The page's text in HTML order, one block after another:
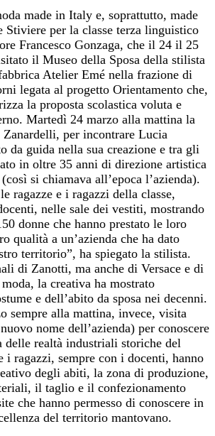
made in Italy e, soprattutto, made
Stiviere per la classe terza linguistico
Francesco Gonzaga, che il 24 il 25
il Museo della Sposa della stilista
Atelier Emé nella frazione di
legata al progetto Orientamento che,
la proposta scolastica voluta e
Martedì 24 marzo alla mattina la
per incontrare Lucia
da guida nella sua creazione e tra gli
in oltre 35 anni di direzione artistica
si chiamava all’epoca l’azienda).
ragazze e i ragazzi della classe,
nelle sale dei vestiti, mostrando
donne che hanno prestato le loro
qualità a un’azienda che ha dato
territorio”, ha spiegato la stilista.
di Zanotti, ma anche di Versace e di
la creativa ha mostrato
e dell’abito da sposa nei decenni.
sempre alla mattina, invece, visita
nome dell’azienda) per conoscere
delle realtà industriali storiche del
i ragazzi, sempre con i docenti, hanno
degli abiti, la zona di produzione,
il taglio e il confezionamento
che hanno permesso di conoscere in
del territorio mantovano.